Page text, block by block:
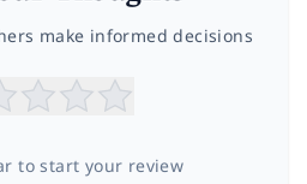
make informed decisions
to start your review